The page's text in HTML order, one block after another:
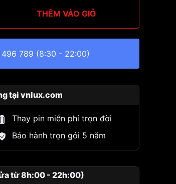
THÊM VÀO GIỎ
789 (8:30 - 22:00)
tại vnlux.com
Thay pin miễn phí trọn đời
Bảo hành trọn gói 5 năm
từ 8h:00 - 22h:00)